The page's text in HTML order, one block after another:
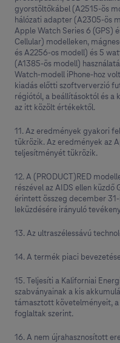
gyorstöltőkábel (A2515‑ös
hálózati adapter (A2305‑ös
Apple Watch Series 6 (GPS)
Cellular) modelleken,
és A2256-os modell) és 5
(A1385-ös modell)
Watch-modell iPhone-hoz
kiadás előtti szoftververzió
régiótól, a beállításoktól és a
az itt közölt értékektől.
11. Az eredmények gyakori
tükrözik. Az eredmények az
teljesítményét tükrözik.
12. A (PRODUCT)RED
részével az AIDS ellen
érintett összeg december
leküzdésére irányuló
13. Az ultraszélessávú
14. A termék piaci
15. Teljesíti a Kaliforniai
szabványainak a kis
támasztott követelményeit, a
foglaltak szerint.
16. A nem újrahasznosított